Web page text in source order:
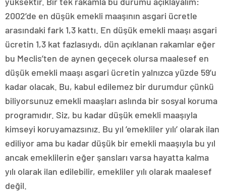
2002’de en düşük emekli maaşının asgari ücretle
arasındaki fark 1,3 kattı. En düşük emekli maaşı asgari
ücretin 1,3 kat fazlasıydı, dün açıklanan rakamlar eğer
bu Meclis’ten de aynen geçecek olursa maalesef en
düşük emekli maaşı asgari ücretin yalnızca yüzde 59’u
kadar olacak. Bu, kabul edilemez bir durumdur çünkü
biliyorsunuz emekli maaşları aslında bir sosyal koruma
programıdır. Siz, bu kadar düşük emekli maaşıyla
kimseyi koruyamazsınız. Bu yıl ’emekliler yılı’ olarak ilan
ediliyor ama bu kadar düşük bir emekli maaşıyla bu yıl
ancak emeklilerin eğer şansları varsa hayatta kalma
yılı olarak ilan edilebilir, emekliler yılı olarak maalesef
değil.